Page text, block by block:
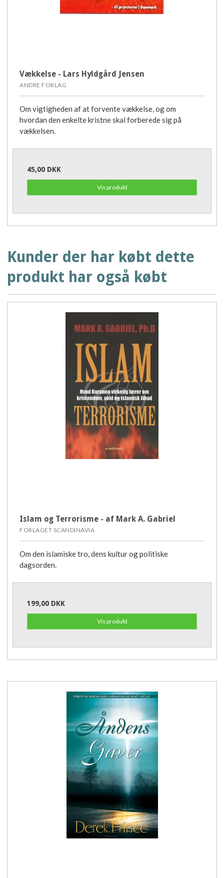
Vækkelse - Lars Hyldgård Jensen
ANDRE FORLAG
Om vigtigheden af at forvente vækkelse, og om
hvordan den enkelte kristne skal forberede sig på
vækkelsen.
45,00 DKK
Vis produkt
Kunder der har købt dette
produkt har også købt
Islam og Terrorisme - af Mark A. Gabriel
FORLAGET SCANDINAVIA
Om den islamiske tro, dens kultur og politiske
dagsorden.
199,00 DKK
Vis produkt